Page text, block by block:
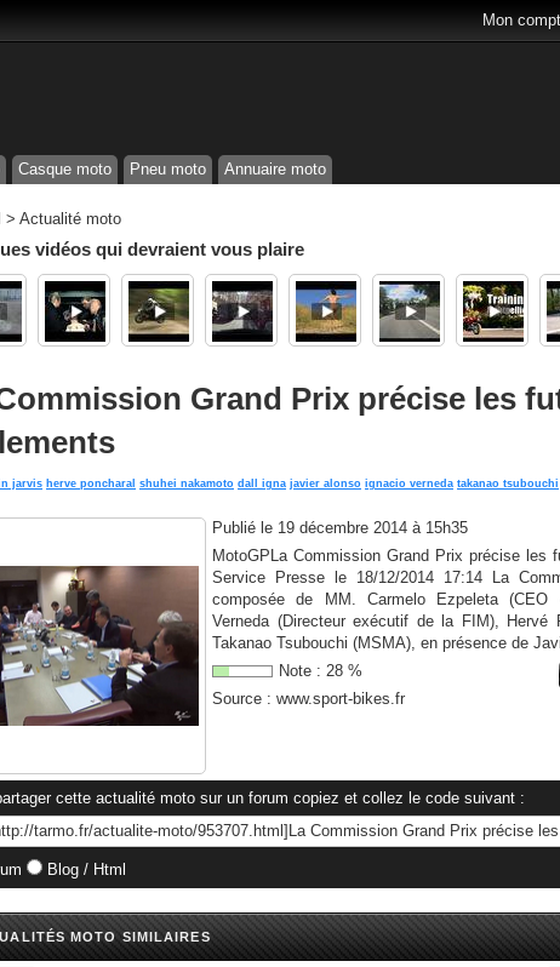
Mon
Casque moto Pneu moto Annuaire moto
> Actualité moto
vidéos qui devraient vous plaire
Grand Prix précise les
jarvis herve poncharal shuhei nakamoto dall igna javier alonso ignacio verneda takanao tsubouchi
Publié le 19 décembre 2014 à 15h35
MotoGPLa Commission Grand Prix précise les
Service Presse le 18/12/2014 17:14 La
composée de MM. Carmelo Ezpeleta (CEO
Verneda (Directeur exécutif de la FIM), Hervé
Takanao Tsubouchi (MSMA), en présence de
Note : 28 %
Source : www.sport-bikes.fr
cette actualité moto sur un forum copiez et collez le code suivant :
Blog / Html
MOTO SIMILAIRES